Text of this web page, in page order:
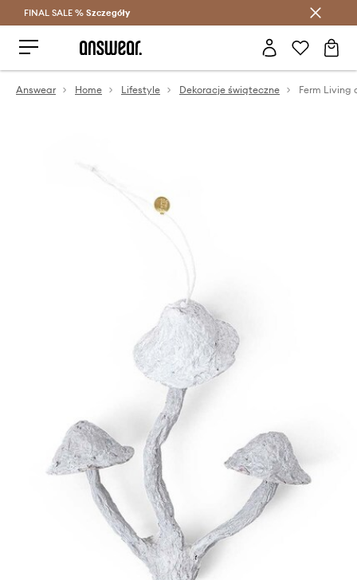
Oszczędzaj z Answear Club >
FINAL SALE % Szczegóły
Answear Home Lifestyle Dekoracje świąteczne